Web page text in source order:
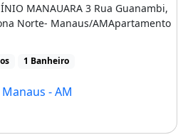
MANAUARA 3 Rua Guanambi,
Norte- Manaus/AMApartamento
1 Banheiro
- AM